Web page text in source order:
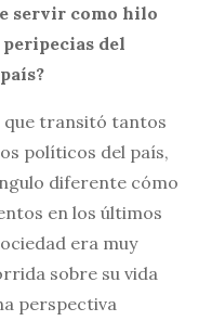
servir como hilo
del
que transitó tantos
políticos del país,
diferente cómo
en los últimos
era muy
sobre su vida
perspectiva